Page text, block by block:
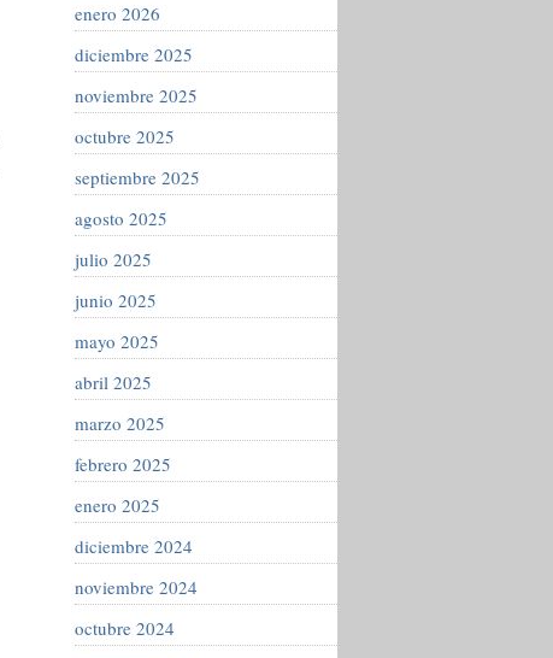
enero 2026
diciembre 2025
noviembre 2025
octubre 2025
septiembre 2025
agosto 2025
julio 2025
junio 2025
mayo 2025
abril 2025
marzo 2025
febrero 2025
enero 2025
diciembre 2024
noviembre 2024
octubre 2024